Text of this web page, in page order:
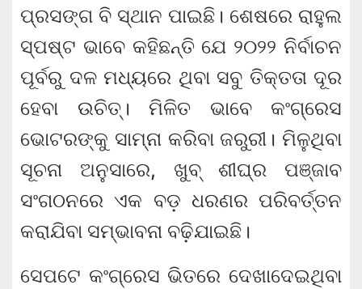
ପ୍ରସଙ୍ଗ ବି ସ୍ଥାନ ପାଇଛି। ଶେଷରେ ରାହୁଲ
ସ୍ପଷ୍ଟ ଭାବେ କହିଛନ୍ତି ଯେ ୨୦୨୨ ନିର୍ବାଚନ
ପୂର୍ବରୁ ଦଳ ମଧ୍ୟରେ ଥିବା ସବୁ ତିକ୍ତତା ଦୂର
ହେବା ଉଚିତ୍। ମିଳିତ ଭାବେ କଂଗ୍ରେସ
ଭୋଟରଙ୍କୁ ସାମ୍ନା କରିବା ଜରୁରୀ। ମିଳୁଥିବା
ସୂଚନା ଅନୁସାରେ, ଖୁବ୍ ଶୀଘ୍ର ପଞ୍ଜାବ
ସଂଗଠନରେ ଏକ ବଡ଼ ଧରଣର ପରିବର୍ତ୍ତନ
କରାଯିବା ସମ୍ଭାବନା ବଢ଼ିଯାଇଛି।
ସେପଟେ କଂଗ୍ରେସ ଭିତରେ ଦେଖାଦେଇଥିବା